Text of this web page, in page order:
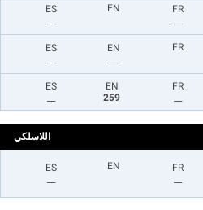
FR
EN
ES
FR
EN
ES
FR
EN
259
ES
اللاسلكي
FR
EN
ES